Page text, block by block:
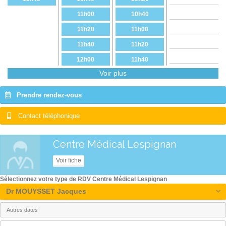
11h00
11h20
11h40
12h00
15h20
15h40
16h00
16h20
10h40
11h00
11h20
11h40
14h40
15h20
15h40
16h20
Voir plus
Prendre rendez-vous
Contact téléphonique
Centre Médical Lespignan
Voir fiche
Sélectionnez votre type de RDV Centre Médical Lespignan
Dr MOUYSSET Jacques